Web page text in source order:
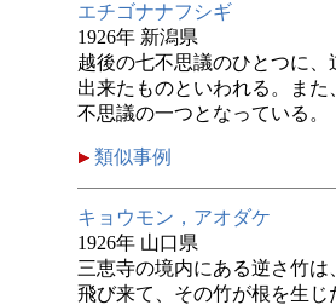
エチゴナナフシギ
1926年 新潟県
越後の七不思議のひとつに
出来たものといわれる。ま
不思議の一つとなっている。
類似事例
キョウモン，アオダケ
1926年 山口県
三恵寺の境内にある逆さ竹
飛び来て、その竹が根を生じ